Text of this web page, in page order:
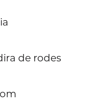
de rodes